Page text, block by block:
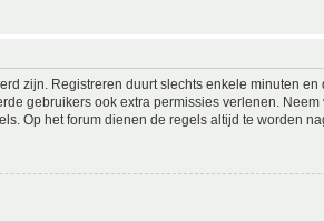
zijn. Registreren duurt slechts enkele minuten
gebruikers ook extra permissies verlenen.
Op het forum dienen de regels altijd te worden